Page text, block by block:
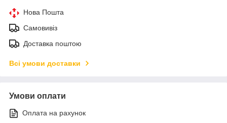
Нова Пошта
Самовивіз
Доставка поштою
Всі умови доставки
Умови оплати
Оплата на рахунок